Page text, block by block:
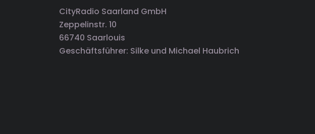
CityRadio Saarland GmbH
Zeppelinstr. 10
66740 Saarlouis
Geschäftsführer: Silke und Michael Haubrich